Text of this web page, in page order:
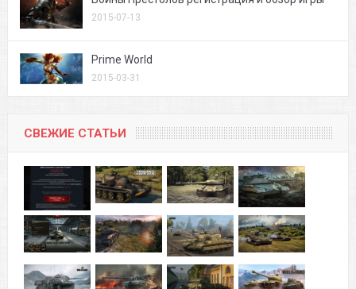
2015-07-13
Prime World
2015-03-31
СВЕЖИЕ СТАТЬИ